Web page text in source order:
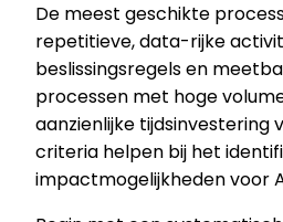
De meest geschikte
repetitieve, data-rijke
beslissingsregels en
processen met hoge
aanzienlijke tijdsinvestering
criteria helpen bij het
impactmogelijkheden voor